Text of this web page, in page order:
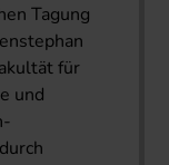
Tagung
für
und